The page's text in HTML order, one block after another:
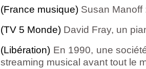
(France musique) Susan Manoff
(TV 5 Monde) David Fray, un
(Libération) En 1990, une
streaming musical avant tout le